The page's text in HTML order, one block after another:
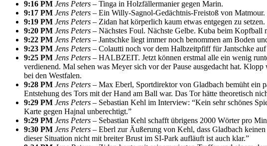
9:16 PM Jens Peters – Tinga in Holzfällermanier gegen Marin.
9:17 PM Jens Peters – Ein Willy-Sagnol-Gedächtnis-Freistoß von Matmour.
9:19 PM Jens Peters – Zidan hat körperlich kaum etwas entgegen zu
9:20 PM Jens Peters – Nächstes Foul. Nächste Gelbe. Kuba beim
9:22 PM Jens Peters – Jantschke liegt immer noch benommen am Boden
9:23 PM Jens Peters – Colautti noch vor dem Halbzeitpfiff für Jantschke
9:25 PM Jens Peters – HALBZEIT. Jetzt können erstmal alle ein wenig
verdienend. Mal sehen was Meyer sich vor der Pause ausgedacht hat.
bei den Westfalen.
9:28 PM Jens Peters – Max Eberl, Sportdirektor von Gladbach bemüht ein
Entstehung des Tors mit der Hand am Ball war. Das Tor hätte theoretisch
9:29 PM Jens Peters – Sebastian Kehl im Interview: “Kein sehr schönes
Karte gegen Hajnal unberechtigt.”
9:29 PM Jens Peters – Sebastian Kehl schafft übrigens 2000 Wörter pro
9:30 PM Jens Peters – Eberl zur Äußerung von Kehl, dass Gladbach
dieser Situation nicht mit breiter Brust im SI-Park aufläuft ist auch klar.”